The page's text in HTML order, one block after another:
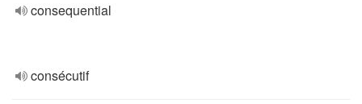
consequential
consécutif